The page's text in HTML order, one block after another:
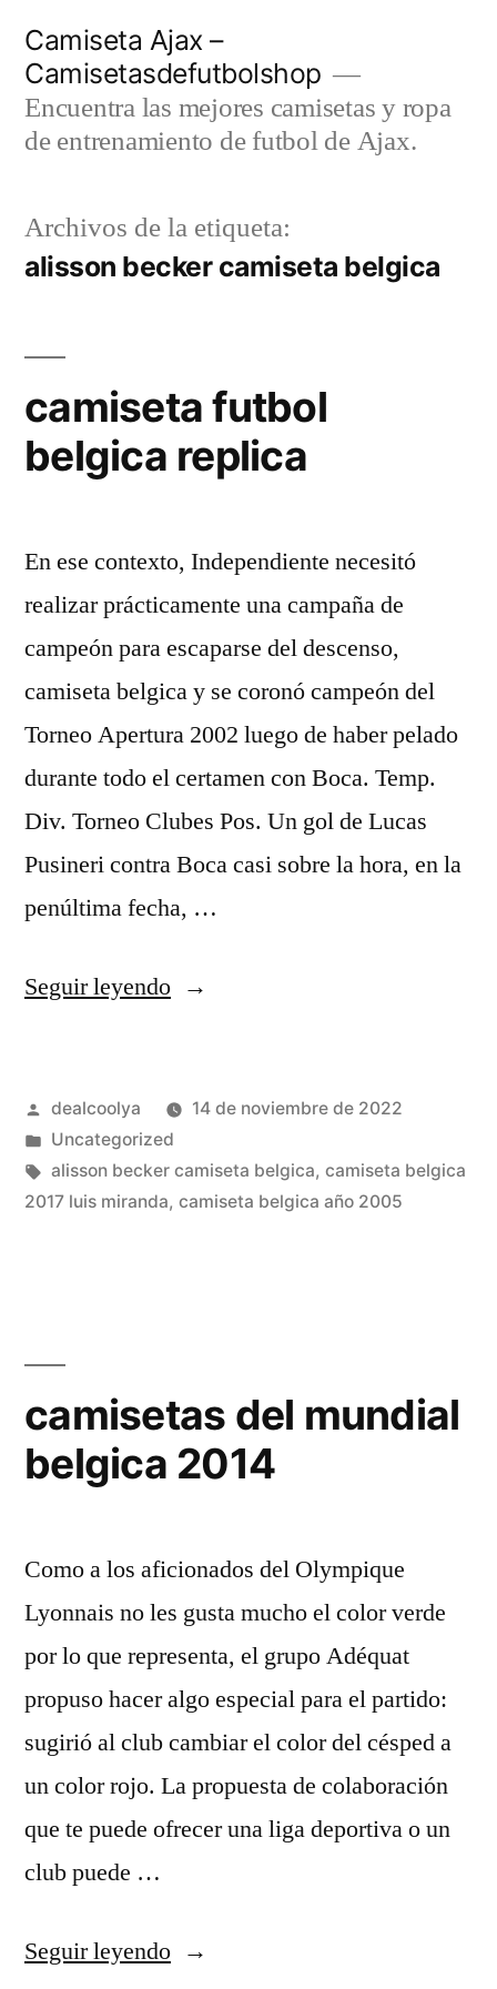
contenido
Camiseta Ajax –
Camisetasdefutbolshop
Encuentra las mejores camisetas y ropa
de entrenamiento de futbol de Ajax.
Archivos de la etiqueta:
alisson becker camiseta belgica
camiseta futbol
belgica replica
En ese contexto, Independiente necesitó
realizar prácticamente una campaña de
campeón para escaparse del descenso,
camiseta belgica y se coronó campeón del
Torneo Apertura 2002 luego de haber pelado
durante todo el certamen con Boca. Temp.
Div. Torneo Clubes Pos. Un gol de Lucas
Pusineri contra Boca casi sobre la hora, en la
penúltima fecha, …
Seguir leyendo«camiseta
replica»
Publicado
por
dealcoolya
14 de noviembre de 2022
Publicado
en
Uncategorized
Etiquetas:
alisson becker camiseta belgica, camiseta belgica
2017 luis miranda, camiseta belgica año 2005
camisetas del mundial
belgica 2014
Como a los aficionados del Olympique
Lyonnais no les gusta mucho el color verde
por lo que representa, el grupo Adéquat
propuso hacer algo especial para el partido:
sugirió al club cambiar el color del césped a
un color rojo. La propuesta de colaboración
que te puede ofrecer una liga deportiva o un
club puede …
Seguir leyendo«camisetas